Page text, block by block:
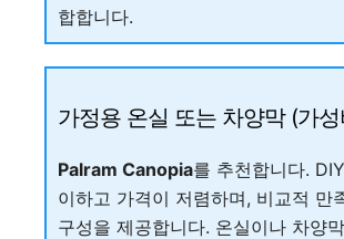
합합니다.
가정용 온실 또는 차양막 (가
Palram Canopia를 추천합니다.
이하고 가격이 저렴하며, 비교적 만
구성을 제공합니다. 온실이나 차양